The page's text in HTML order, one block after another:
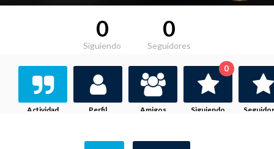
0
Siguiendo
0
Seguidores
Actividad Perfil Amigos Siguiendo
0